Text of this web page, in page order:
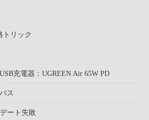
トリック
充電器：UGREEN Air 65W PD
ス
ート失敗